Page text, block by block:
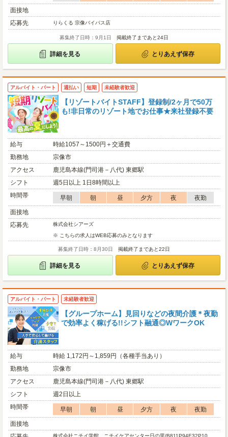
面接地
応募先
りらくる 宗像バイパス店
募集終了日時：9月1日 掲載終了まであと24日
詳細を見る とりあえず保存
アルバイト・パート 週払い 短期 未経験者歓迎
【リゾートバイトSTAFF】登録制/2ヶ月で50万
も!非日常のリゾート地でお仕事★来社登録不要
給与
時給1057～1500円＋交通費
勤務地
宗像市
アクセス
鹿児島本線(門司港－八代) 東郷駅
シフト
週5日以上 1日8時間以上
時間帯
早朝 朝 昼 夕方 夜
夜勤
面接地
応募先
株式会社シアーズ
※ こちらの求人はWEB応募のみとなります
募集終了日時：8月30日 掲載終了まであと22日
詳細を見る とりあえず保存
アルバイト・パート 未経験者歓迎
【グループホーム】見回りなどの夜間介護＊夜勤
で効率よく稼げる!!シフト融通◎WワークOK
給与
時給 1,172円～1,859円（各種手当あり）
勤務地
宗像市
アクセス
鹿児島本線(門司港－八代) 東郷駅
シフト
週2日以上
時間帯
早朝 朝 昼 夕方 夜
夜勤
面接地
株式会社ニチイ学館 ニチイケアセンター日の里/B811P94E32P10